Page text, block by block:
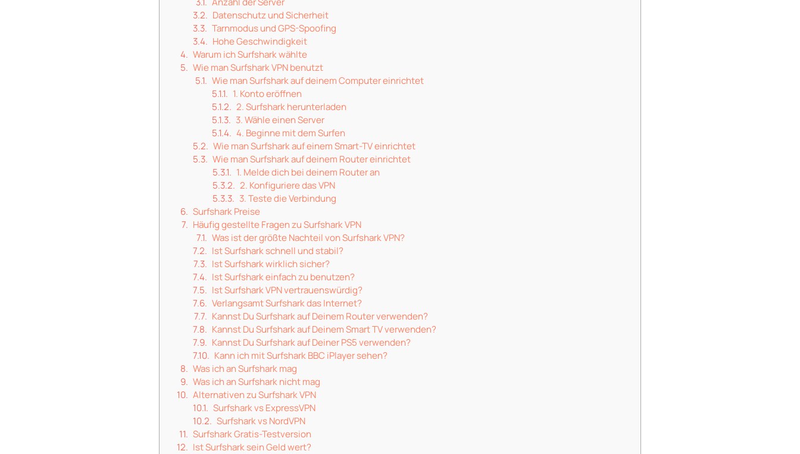
Datenschutz und Sicherheit
Tarnmodus und GPS-Spoofing
Hohe Geschwindigkeit
Warum ich Surfshark wählte
Wie man Surfshark VPN benutzt
Wie man Surfshark auf deinem Computer einrichtet
1. Konto eröffnen
2. Surfshark herunterladen
3. Wähle einen Server
4. Beginne mit dem Surfen
Wie man Surfshark auf einem Smart-TV einrichtet
Wie man Surfshark auf deinem Router einrichtet
1. Melde dich bei deinem Router an
2. Konfiguriere das VPN
3. Teste die Verbindung
Surfshark Preise
Häufig gestellte Fragen zu Surfshark VPN
Was ist der größte Nachteil von Surfshark VPN?
Ist Surfshark schnell und stabil?
Ist Surfshark wirklich sicher?
Ist Surfshark einfach zu benutzen?
Ist Surfshark VPN vertrauenswürdig?
Verlangsamt Surfshark das Internet?
Kannst Du Surfshark auf Deinem Router verwenden?
Kannst Du Surfshark auf Deinem Smart TV verwenden?
Kannst Du Surfshark auf Deiner PS5 verwenden?
Kann ich mit Surfshark BBC iPlayer sehen?
Was ich an Surfshark mag
Was ich an Surfshark nicht mag
Alternativen zu Surfshark VPN
Surfshark vs ExpressVPN
Surfshark vs NordVPN
Surfshark Gratis-Testversion
Ist Surfshark sein Geld wert?